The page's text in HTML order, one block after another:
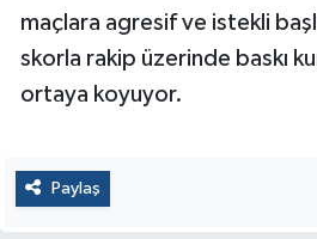
maçlara agresif ve istekli
skorla rakip üzerinde baskı
ortaya koyuyor.
Paylaş